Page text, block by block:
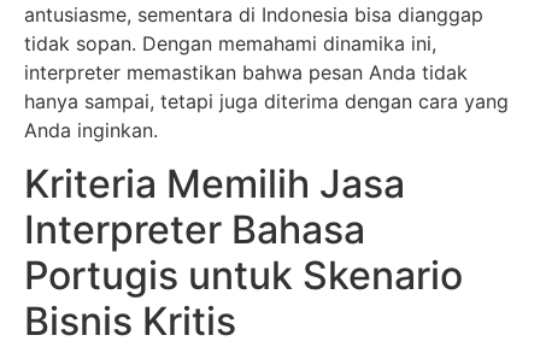
antusiasme, sementara di Indonesia bisa dianggap
tidak sopan. Dengan memahami dinamika ini,
interpreter memastikan bahwa pesan Anda tidak
hanya sampai, tetapi juga diterima dengan cara yang
Anda inginkan.
Kriteria Memilih Jasa
Interpreter Bahasa
Portugis untuk Skenario
Bisnis Kritis